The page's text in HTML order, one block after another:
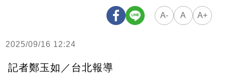
A- A A+
2025/09/16 12:24
記者鄭玉如／台北報導